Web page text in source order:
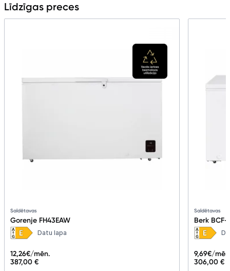
Līdzīgas preces
Saldētavas
Gorenje FH43EAW
Datu lapa
387,00 €
12,26€/mēn.
Saldētavas
Berk BCF-
306,00 €
9,69€/